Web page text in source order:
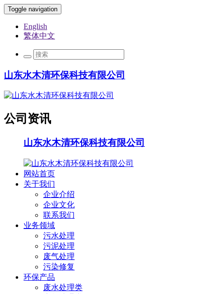
Toggle navigation
English
繁体中文
山东水木清环保科技有限公司
公司资讯
山东水木清环保科技有限公司
网站首页
关于我们
企业介绍
企业文化
联系我们
业务领域
污水处理
污泥处理
废气处理
污染修复
环保产品
废水处理类